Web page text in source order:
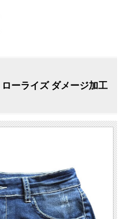
ーライズ ダメージ加工